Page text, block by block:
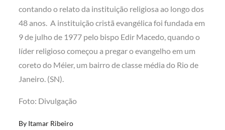
contando o relato da instituição religiosa ao longo dos
48 anos. A instituição cristã evangélica foi fundada em
9 de julho de 1977 pelo bispo Edir Macedo, quando o
líder religioso começou a pregar o evangelho em um
coreto do Méier, um bairro de classe média do Rio de
Janeiro. (SN).
Foto: Divulgação
By Itamar Ribeiro